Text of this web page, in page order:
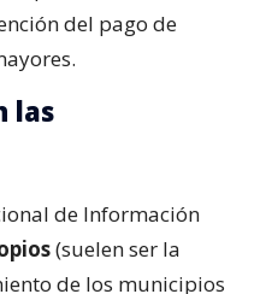
del pago de
las
de Información
(suelen ser la
de los municipios